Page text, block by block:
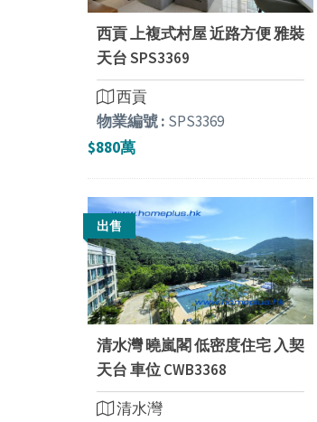
西貢 上複式村屋 近路方便 雅裝
天台 SPS3369
西貢
物業編號 : SPS3369
$880萬
出售
清水灣 曉嵐閣 低密度住宅 入契
天台 車位 CWB3368
清水灣